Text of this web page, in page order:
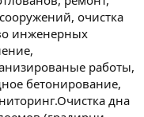
очистка
инженерных
работы,
бетонирование,
дна